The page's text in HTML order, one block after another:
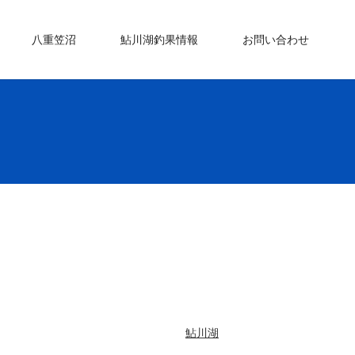
八重笠沼 鮎川湖釣果情報 お問い合わせ
鮎川湖